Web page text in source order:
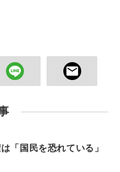
「国民を恐れている」